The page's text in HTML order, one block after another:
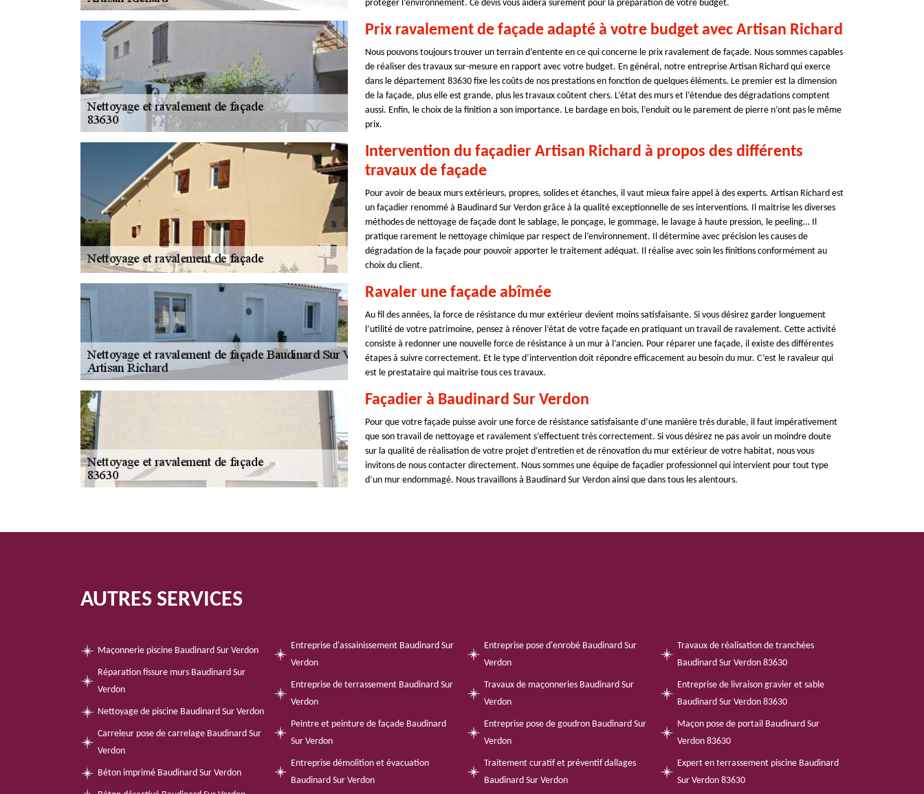
protéger l’environnement. Ce devis vous aidera sûrement pour la préparation de votre budget.
Prix ravalement de façade adapté à votre budget avec Artisan Richard
Nous pouvons toujours trouver un terrain d’entente en ce qui concerne le prix ravalement de façade. Nous sommes capables
de réaliser des travaux sur-mesure en rapport avec votre budget. En général, notre entreprise Artisan Richard qui exerce
dans le département 83630 fixe les coûts de nos prestations en fonction de quelques éléments. Le premier est la dimension
de la façade, plus elle est grande, plus les travaux coûtent chers. L’état des murs et l’étendue des dégradations comptent
aussi. Enfin, le choix de la finition a son importance. Le bardage en bois, l’enduit ou le parement de pierre n’ont pas le même
prix.
Intervention du façadier Artisan Richard à propos des différents
travaux de façade
Pour avoir de beaux murs extérieurs, propres, solides et étanches, il vaut mieux faire appel à des experts. Artisan Richard est
un façadier renommé à Baudinard Sur Verdon grâce à la qualité exceptionnelle de ses interventions. Il maitrise les diverses
méthodes de nettoyage de façade dont le sablage, le ponçage, le gommage, le lavage à haute pression, le peeling… Il
pratique rarement le nettoyage chimique par respect de l’environnement. Il détermine avec précision les causes de
dégradation de la façade pour pouvoir apporter le traitement adéquat. Il réalise avec soin les finitions conformément au
choix du client.
Ravaler une façade abîmée
Au fil des années, la force de résistance du mur extérieur devient moins satisfaisante. Si vous désirez garder longuement
l’utilité de votre patrimoine, pensez à rénover l’état de votre façade en pratiquant un travail de ravalement. Cette activité
consiste à redonner une nouvelle force de résistance à un mur à l’ancien. Pour réparer une façade, il existe des différentes
étapes à suivre correctement. Et le type d’intervention doit répondre efficacement au besoin du mur. C’est le ravaleur qui
est le prestataire qui maitrise tous ces travaux.
Façadier à Baudinard Sur Verdon
Pour que votre façade puisse avoir une force de résistance satisfaisante d’une manière très durable, il faut impérativement
que son travail de nettoyage et ravalement s’effectuent très correctement. Si vous désirez ne pas avoir un moindre doute
sur la qualité de réalisation de votre projet d’entretien et de rénovation du mur extérieur de votre habitat, nous vous
invitons de nous contacter directement. Nous sommes une équipe de façadier professionnel qui intervient pour tout type
d’un mur endommagé. Nous travaillons à Baudinard Sur Verdon ainsi que dans tous les alentours.
AUTRES SERVICES
Maçonnerie piscine Baudinard Sur Verdon
Réparation fissure murs Baudinard Sur
Verdon
Nettoyage de piscine Baudinard Sur Verdon
Carreleur pose de carrelage Baudinard Sur
Verdon
Béton imprimé Baudinard Sur Verdon
Entreprise d'assainissement Baudinard Sur
Verdon
Entreprise de terrassement Baudinard Sur
Verdon
Peintre et peinture de façade Baudinard
Sur Verdon
Entreprise démolition et évacuation
Baudinard Sur Verdon
Entreprise pose d'enrobé Baudinard Sur
Verdon
Travaux de maçonneries Baudinard Sur
Verdon
Entreprise pose de goudron Baudinard Sur
Verdon
Traitement curatif et préventif dallages
Baudinard Sur Verdon
Travaux de réalisation de tranchées
Baudinard Sur Verdon 83630
Entreprise de livraison gravier et sable
Baudinard Sur Verdon 83630
Maçon pose de portail Baudinard Sur
Verdon 83630
Expert en terrassement piscine Baudinard
Sur Verdon 83630